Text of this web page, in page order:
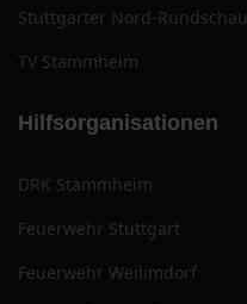
Stuttgarter Nord-Rundschau
TV Stammheim
Hilfsorganisationen
DRK Stammheim
Feuerwehr Stuttgart
Feuerwehr Weilimdorf